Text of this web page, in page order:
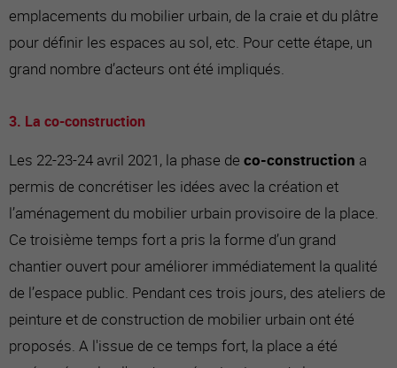
emplacements du mobilier urbain, de la craie et du plâtre
pour définir les espaces au sol, etc. Pour cette étape, un
grand nombre d’acteurs ont été impliqués.
3. La co-construction
Les 22-23-24 avril 2021, la phase de co-construction a
permis de concrétiser les idées avec la création et
l’aménagement du mobilier urbain provisoire de la place.
Ce troisième temps fort a pris la forme d’un grand
chantier ouvert pour améliorer immédiatement la qualité
de l’espace public. Pendant ces trois jours, des ateliers de
peinture et de construction de mobilier urbain ont été
proposés. A l'issue de ce temps fort, la place a été